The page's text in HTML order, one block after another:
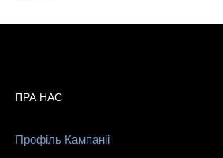
ПРА НАС
Профіль Кампаніі